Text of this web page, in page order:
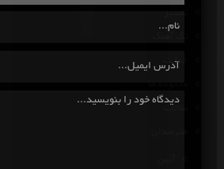
تفسیر
حمایت
مجموعه ها